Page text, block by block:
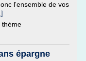
l'ensemble de vos
thème
épargne